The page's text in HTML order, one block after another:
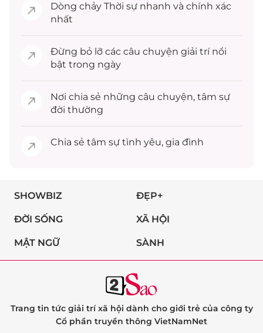
Dòng chảy Thời sự nhanh và chính xác
nhất
Đừng bỏ lỡ các câu chuyện giải trínổi
bật trong ngày
Nơi chia sẻ những câu chuyện, tâm sự
đời thường
Chia sẻ tâm sự tình yêu, gia đình
SHOWBIZ ĐẸP+
ĐỜI SỐNG XÃ HỘI
MẬT NGỮ SÀNH
Trang tin tức giải trí xã hội dành cho giới trẻ của công ty
Cổ phần truyền thông VietNamNet